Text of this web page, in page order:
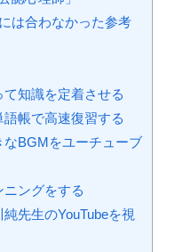
は合わなかった参考
知識を定着させる
帳で高速復習する
BGMをユーチューブ
ングをする
先生のYouTubeを視